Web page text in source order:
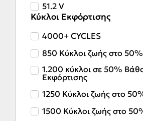
51.2 V
Κύκλοι Εκφόρτισης
4000+ CYCLES
850 Κύκλοι ζωής στο
1.200 κύκλοι σε 50%
Εκφόρτισης
1250 Κύκλοι ζωής στο
1500 Κύκλοι ζωής στο